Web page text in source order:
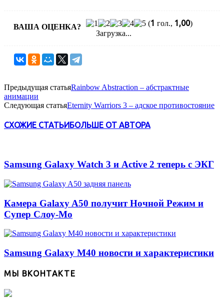
ВАША ОЦЕНКА? (1 гол., 1,00)
Загрузка...
Предыдущая статьяRainbow Abstraction – абстрактные
анимации
Следующая статьяEternity Warriors 3 – адское противостояние
СХОЖИЕ СТАТЬИБОЛЬШЕ ОТ АВТОРА
Samsung Galaxy Watch 3 и Active 2 теперь с ЭКГ
Камера Galaxy A50 получит Ночной Режим и
Супер Слоу-Мо
Samsung Galaxy M40 новости и характеристики
МЫ ВКОНТАКТЕ